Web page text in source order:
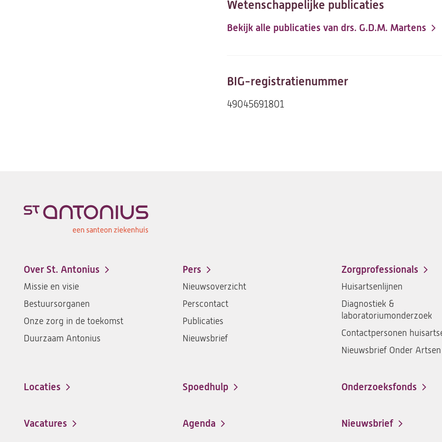
Wetenschappelijke publicaties
Bekijk alle publicaties van drs. G.D.M. Martens
(opent
nieuwe
BIG-registratienummer
49045691801
Footer-
menu
Over St. Antonius
Missie en visie
Bestuursorganen
Onze zorg in de toekomst
Duurzaam Antonius
Pers
Nieuwsoverzicht
Perscontact
Publicaties
Nieuwsbrief
Zorgprofessionals
Huisartsenlijnen
Diagnostiek &
laboratoriumonderzoek
Contactpersonen
Nieuwsbrief Onder Artsen
Locaties Spoedhulp Onderzoeksfonds
Vacatures
(opent
Agenda Nieuwsbrief